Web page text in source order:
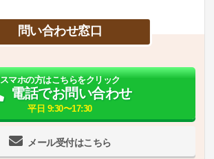
問い合わせ窓口
メール受付はこちら
スマホの方はこちらをクリック
電話でお問い合わせ
平日 9:30〜17:30